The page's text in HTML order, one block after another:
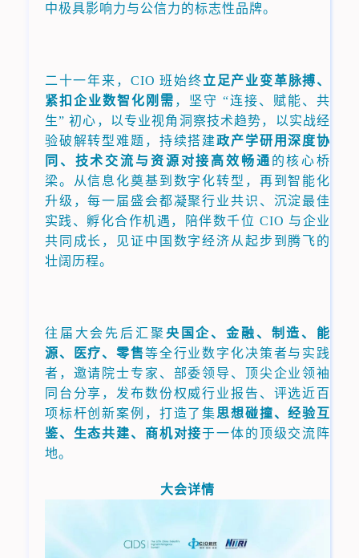
中极具影响力与公信力的标志性品牌。
二十一年来，CIO 班始终立足产业变革脉搏、
紧扣企业数智化刚需 ，坚守 “连接、赋能、共
生” 初心，以专业视角洞察技术趋势，以实战经
验破解转型难题，持续搭建政产学研用深度协
同、技术交流与资源对接高效畅通 的核心桥
梁。从信息化奠基到数字化转型，再到智能化
升级，每一届盛会都凝聚行业共识、沉淀最佳
实践、孵化合作机遇，陪伴数千位 CIO 与企业
共同成长，见证中国数字经济从起步到腾飞的
壮阔历程。
往届大会先后汇聚 央国企、金融、制造、能
源、医疗、零售等全行业数字化决策者与实践
者，邀请院士专家、部委领导、顶尖企业领袖
同台分享，发布数份权威行业报告、评选近百
项标杆创新案例，打造了集思想碰撞、经验互
鉴、生态共建、商机对接于一体的顶级交流阵
地。
大会详情